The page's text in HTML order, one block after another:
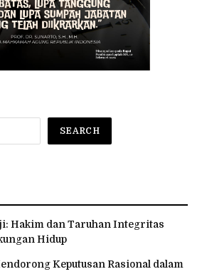
SEARCH
Hakim dan Taruhan Integritas
Hidup
Keputusan Rasional dalam